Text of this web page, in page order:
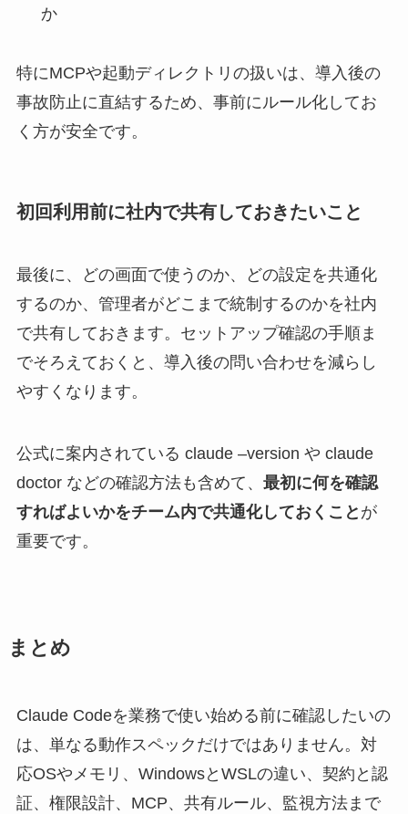
か
特にMCPや起動ディレクトリの扱いは、導入後の
事故防止に直結するため、事前にルール化してお
く方が安全です。
初回利用前に社内で共有しておきたいこと
最後に、どの画面で使うのか、どの設定を共通化
するのか、管理者がどこまで統制するのかを社内
で共有しておきます。セットアップ確認の手順ま
でそろえておくと、導入後の問い合わせを減らし
やすくなります。
公式に案内されている claude –version や claude
doctor などの確認方法も含めて、 最初に何を確認
すればよいかをチーム内で共通化しておくこと が
重要です。
まとめ
Claude Codeを業務で使い始める前に確認したいの
は、単なる動作スペックだけではありません。対
応OSやメモリ、WindowsとWSLの違い、契約と認
証、権限設計、MCP、共有ルール、監視方法まで